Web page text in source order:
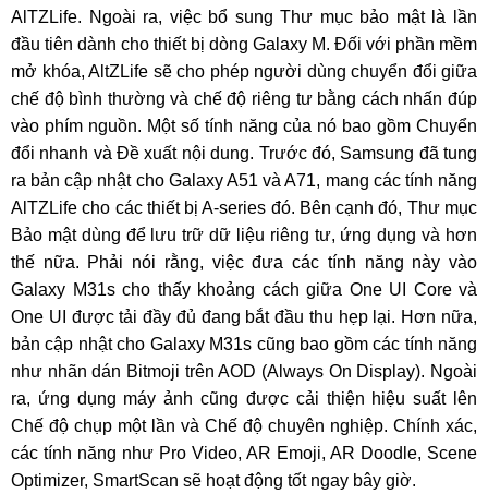
AlTZLife. Ngoài ra, việc bổ sung Thư mục bảo mật là lần
đầu tiên dành cho thiết bị dòng Galaxy M. Đối với phần mềm
mở khóa, AltZLife sẽ cho phép người dùng chuyển đổi giữa
chế độ bình thường và chế độ riêng tư bằng cách nhấn đúp
vào phím nguồn. Một số tính năng của nó bao gồm Chuyển
đổi nhanh và Đề xuất nội dung. Trước đó, Samsung đã tung
ra bản cập nhật cho Galaxy A51 và A71, mang các tính năng
AlTZLife cho các thiết bị A-series đó. Bên cạnh đó, Thư mục
Bảo mật dùng để lưu trữ dữ liệu riêng tư, ứng dụng và hơn
thế nữa. Phải nói rằng, việc đưa các tính năng này vào
Galaxy M31s cho thấy khoảng cách giữa One UI Core và
One UI được tải đầy đủ đang bắt đầu thu hẹp lại. Hơn nữa,
bản cập nhật cho Galaxy M31s cũng bao gồm các tính năng
như nhãn dán Bitmoji trên AOD (Always On Display). Ngoài
ra, ứng dụng máy ảnh cũng được cải thiện hiệu suất lên
Chế độ chụp một lần và Chế độ chuyên nghiệp. Chính xác,
các tính năng như Pro Video, AR Emoji, AR Doodle, Scene
Optimizer, SmartScan sẽ hoạt động tốt ngay bây giờ.